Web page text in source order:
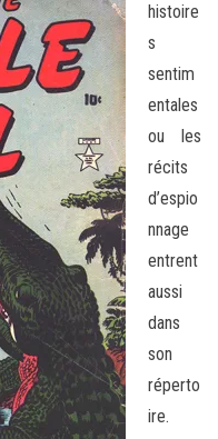
histoire
s
sentim
entales
ou les
récits
d’espio
nnage
entrent
aussi
dans
son
réperto
ire.